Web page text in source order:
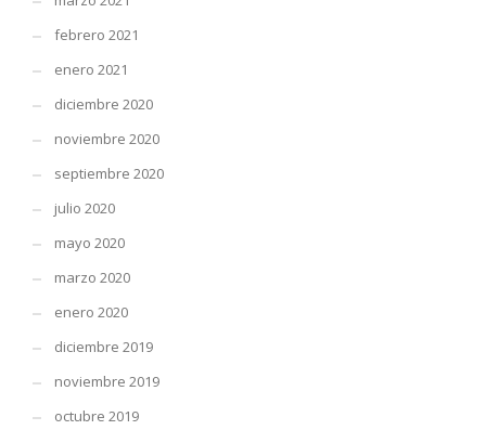
febrero 2021
enero 2021
diciembre 2020
noviembre 2020
septiembre 2020
julio 2020
mayo 2020
marzo 2020
enero 2020
diciembre 2019
noviembre 2019
octubre 2019